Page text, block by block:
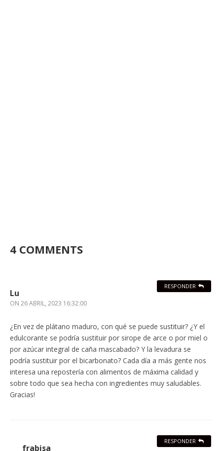
4 COMMENTS
Lu
ON 26 ABRIL, 2023 16:32:00
¿En vez de plátano maduro, con qué se puede sustituir? ¿Y el
edulcorante se podría sustituir por sirope de arce o por miel o
por azúcar integral de caña mascabado? Y la levadura se
podría sustituir por el bicarbonato? Cada día a más gente nos
interesa una repostería con alimentos de máxima calidad y
sobre todo que sea hecha con ingredientes muy saludables.
Gracias!
RESPONDER
frabisa
RESPONDER